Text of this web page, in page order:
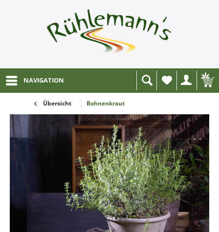
NAVIGATION
Wunschliste
Übersicht Bohnenkraut